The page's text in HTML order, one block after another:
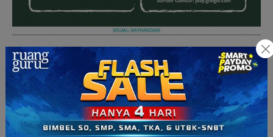
3. Mendengarkan lagu sambil
membaca lirik
Hayooo
… siapa yang suka dengerin lagu bahasa Inggris
sambil nangis karena kebawa suasana? Btw,itu nangis karena